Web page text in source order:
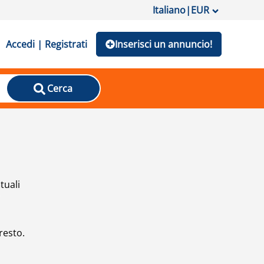
Italiano|EUR
Accedi | Registrati Inserisci un annuncio!
Cerca